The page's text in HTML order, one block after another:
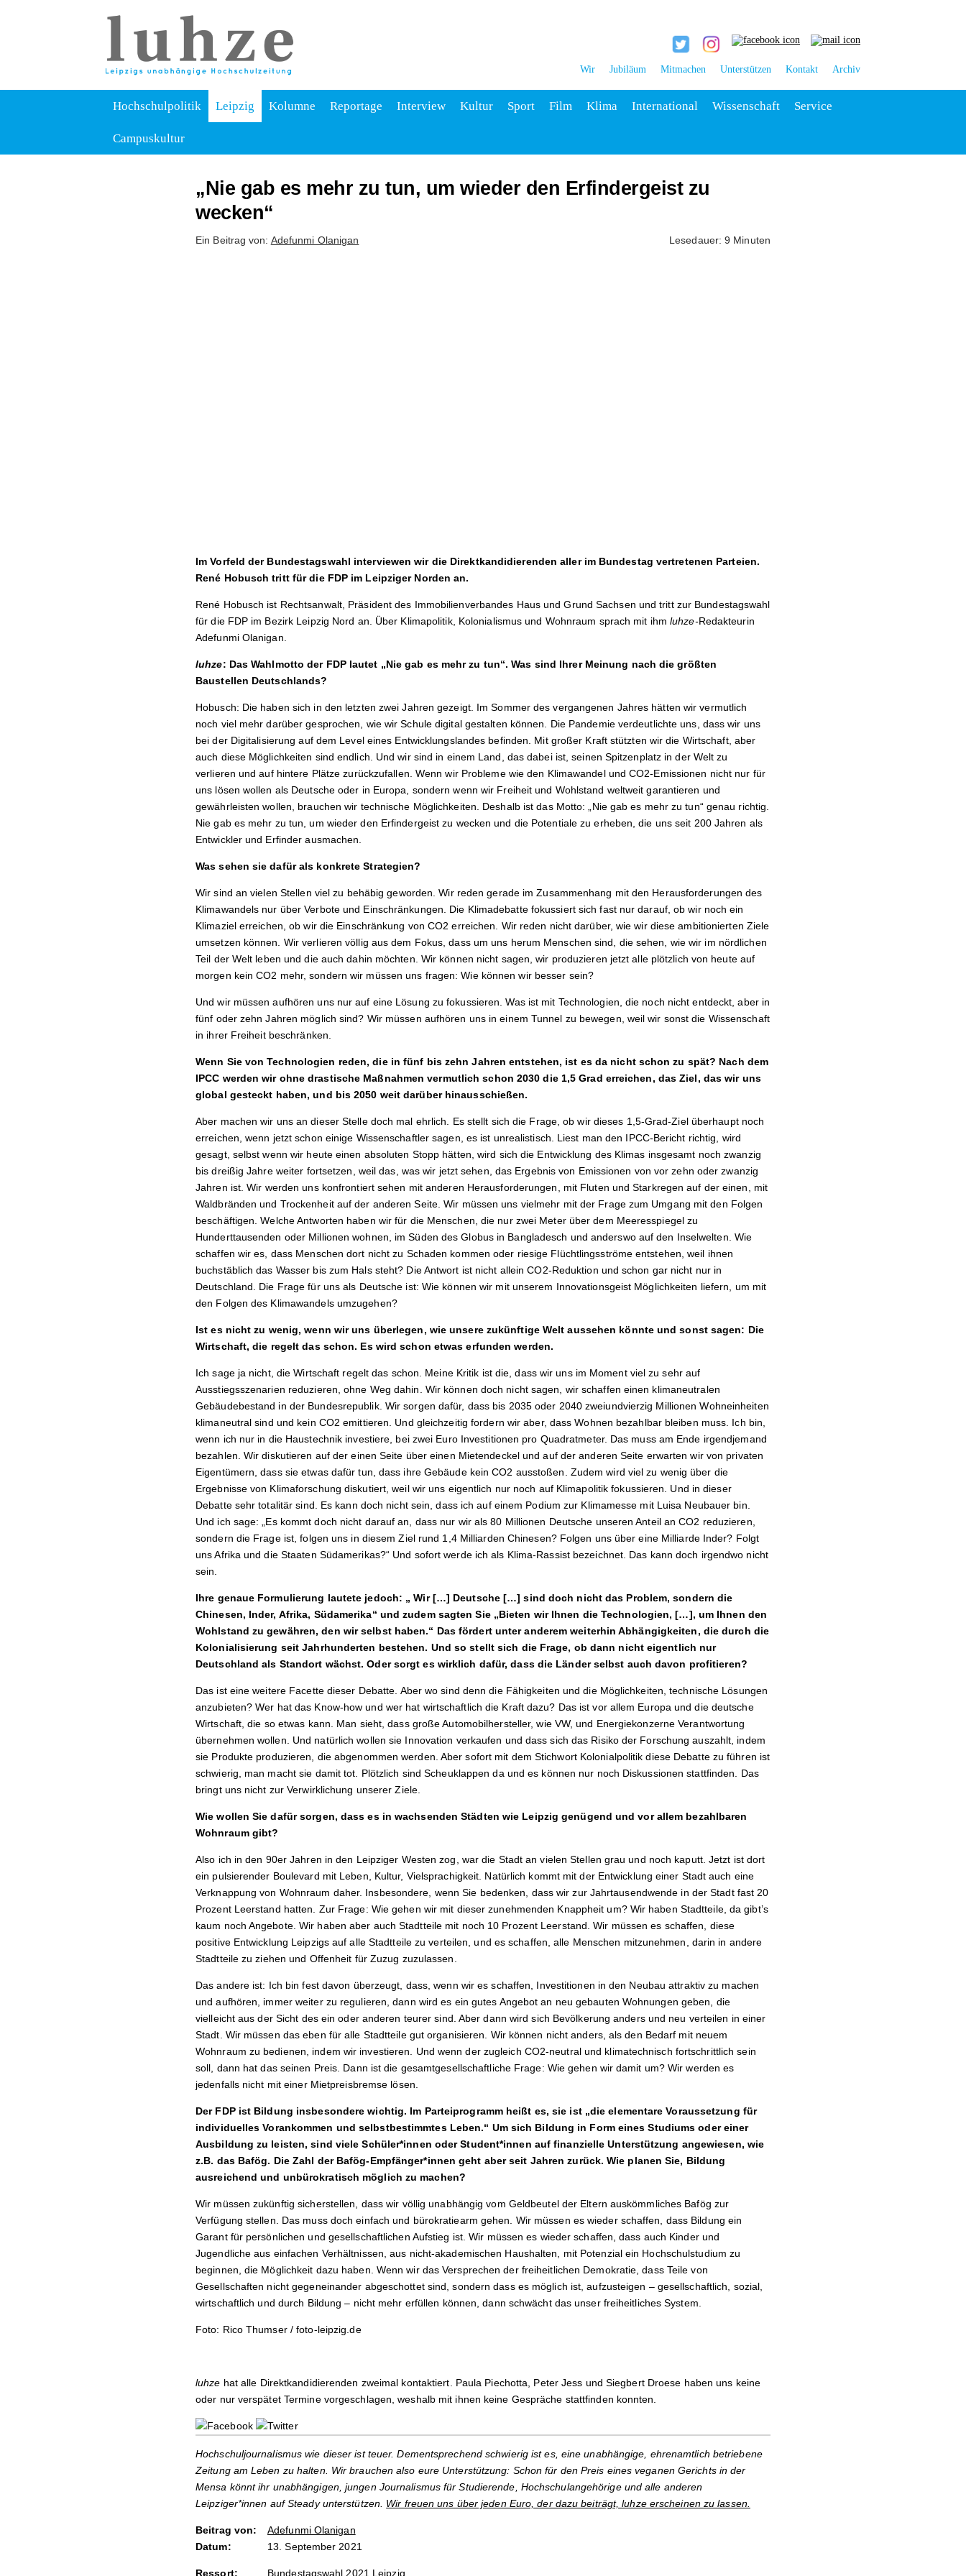
Wir Jubiläum Mitmachen Unterstützen Kontakt Archiv
Hochschulpolitik Leipzig Kolumne Reportage Interview Kultur Sport Film Klima International Wissenschaft Service
Campuskultur
„Nie gab es mehr zu tun, um wieder den Erfindergeist zu
wecken“
Ein Beitrag von: Adefunmi Olanigan Lesedauer: 9 Minuten
Im Vorfeld der Bundestagswahl interviewen wir die Direktkandidierenden aller im Bundestag vertretenen Parteien.
René Hobusch tritt für die FDP im Leipziger Norden an.
René Hobusch ist Rechtsanwalt, Präsident des Immobilienverbandes Haus und Grund Sachsen und tritt zur Bundestagswahl
für die FDP im Bezirk Leipzig Nord an. Über Klimapolitik, Kolonialismus und Wohnraum sprach mit ihm luhze-Redakteurin
Adefunmi Olanigan.
luhze: Das Wahlmotto der FDP lautet „Nie gab es mehr zu tun“. Was sind Ihrer Meinung nach die größten
Baustellen Deutschlands?
Hobusch: Die haben sich in den letzten zwei Jahren gezeigt. Im Sommer des vergangenen Jahres hätten wir vermutlich
noch viel mehr darüber gesprochen, wie wir Schule digital gestalten können. Die Pandemie verdeutlichte uns, dass wir uns
bei der Digitalisierung auf dem Level eines Entwicklungslandes befinden. Mit großer Kraft stützten wir die Wirtschaft, aber
auch diese Möglichkeiten sind endlich. Und wir sind in einem Land, das dabei ist, seinen Spitzenplatz in der Welt zu
verlieren und auf hintere Plätze zurückzufallen. Wenn wir Probleme wie den Klimawandel und CO2-Emissionen nicht nur für
uns lösen wollen als Deutsche oder in Europa, sondern wenn wir Freiheit und Wohlstand weltweit garantieren und
gewährleisten wollen, brauchen wir technische Möglichkeiten. Deshalb ist das Motto: „Nie gab es mehr zu tun“ genau richtig.
Nie gab es mehr zu tun, um wieder den Erfindergeist zu wecken und die Potentiale zu erheben, die uns seit 200 Jahren als
Entwickler und Erfinder ausmachen.
Was sehen sie dafür als konkrete Strategien?
Wir sind an vielen Stellen viel zu behäbig geworden. Wir reden gerade im Zusammenhang mit den Herausforderungen des
Klimawandels nur über Verbote und Einschränkungen. Die Klimadebatte fokussiert sich fast nur darauf, ob wir noch ein
Klimaziel erreichen, ob wir die Einschränkung von CO2 erreichen. Wir reden nicht darüber, wie wir diese ambitionierten Ziele
umsetzen können. Wir verlieren völlig aus dem Fokus, dass um uns herum Menschen sind, die sehen, wie wir im nördlichen
Teil der Welt leben und die auch dahin möchten. Wir können nicht sagen, wir produzieren jetzt alle plötzlich von heute auf
morgen kein CO2 mehr, sondern wir müssen uns fragen: Wie können wir besser sein?
Und wir müssen aufhören uns nur auf eine Lösung zu fokussieren. Was ist mit Technologien, die noch nicht entdeckt, aber in
fünf oder zehn Jahren möglich sind? Wir müssen aufhören uns in einem Tunnel zu bewegen, weil wir sonst die Wissenschaft
in ihrer Freiheit beschränken.
Wenn Sie von Technologien reden, die in fünf bis zehn Jahren entstehen, ist es da nicht schon zu spät? Nach dem
IPCC werden wir ohne drastische Maßnahmen vermutlich schon 2030 die 1,5 Grad erreichen, das Ziel, das wir uns
global gesteckt haben, und bis 2050 weit darüber hinausschießen.
Aber machen wir uns an dieser Stelle doch mal ehrlich. Es stellt sich die Frage, ob wir dieses 1,5-Grad-Ziel überhaupt noch
erreichen, wenn jetzt schon einige Wissenschaftler sagen, es ist unrealistisch. Liest man den IPCC-Bericht richtig, wird
gesagt, selbst wenn wir heute einen absoluten Stopp hätten, wird sich die Entwicklung des Klimas insgesamt noch zwanzig
bis dreißig Jahre weiter fortsetzen, weil das, was wir jetzt sehen, das Ergebnis von Emissionen von vor zehn oder zwanzig
Jahren ist. Wir werden uns konfrontiert sehen mit anderen Herausforderungen, mit Fluten und Starkregen auf der einen, mit
Waldbränden und Trockenheit auf der anderen Seite. Wir müssen uns vielmehr mit der Frage zum Umgang mit den Folgen
beschäftigen. Welche Antworten haben wir für die Menschen, die nur zwei Meter über dem Meeresspiegel zu
Hunderttausenden oder Millionen wohnen, im Süden des Globus in Bangladesch und anderswo auf den Inselwelten. Wie
schaffen wir es, dass Menschen dort nicht zu Schaden kommen oder riesige Flüchtlingsströme entstehen, weil ihnen
buchstäblich das Wasser bis zum Hals steht? Die Antwort ist nicht allein CO2-Reduktion und schon gar nicht nur in
Deutschland. Die Frage für uns als Deutsche ist: Wie können wir mit unserem Innovationsgeist Möglichkeiten liefern, um mit
den Folgen des Klimawandels umzugehen?
Ist es nicht zu wenig, wenn wir uns überlegen, wie unsere zukünftige Welt aussehen könnte und sonst sagen: Die
Wirtschaft, die regelt das schon. Es wird schon etwas erfunden werden.
Ich sage ja nicht, die Wirtschaft regelt das schon. Meine Kritik ist die, dass wir uns im Moment viel zu sehr auf
Ausstiegsszenarien reduzieren, ohne Weg dahin. Wir können doch nicht sagen, wir schaffen einen klimaneutralen
Gebäudebestand in der Bundesrepublik. Wir sorgen dafür, dass bis 2035 oder 2040 zweiundvierzig Millionen Wohneinheiten
klimaneutral sind und kein CO2 emittieren. Und gleichzeitig fordern wir aber, dass Wohnen bezahlbar bleiben muss. Ich bin,
wenn ich nur in die Haustechnik investiere, bei zwei Euro Investitionen pro Quadratmeter. Das muss am Ende irgendjemand
bezahlen. Wir diskutieren auf der einen Seite über einen Mietendeckel und auf der anderen Seite erwarten wir von privaten
Eigentümern, dass sie etwas dafür tun, dass ihre Gebäude kein CO2 ausstoßen. Zudem wird viel zu wenig über die
Ergebnisse von Klimaforschung diskutiert, weil wir uns eigentlich nur noch auf Klimapolitik fokussieren. Und in dieser
Debatte sehr totalitär sind. Es kann doch nicht sein, dass ich auf einem Podium zur Klimamesse mit Luisa Neubauer bin.
Und ich sage: „Es kommt doch nicht darauf an, dass nur wir als 80 Millionen Deutsche unseren Anteil an CO2 reduzieren,
sondern die Frage ist, folgen uns in diesem Ziel rund 1,4 Milliarden Chinesen? Folgen uns über eine Milliarde Inder? Folgt
uns Afrika und die Staaten Südamerikas?“ Und sofort werde ich als Klima-Rassist bezeichnet. Das kann doch irgendwo nicht
sein.
Ihre genaue Formulierung lautete jedoch: „ Wir […] Deutsche […] sind doch nicht das Problem, sondern die
Chinesen, Inder, Afrika, Südamerika“ und zudem sagten Sie „Bieten wir Ihnen die Technologien, […], um Ihnen den
Wohlstand zu gewähren, den wir selbst haben.“ Das fördert unter anderem weiterhin Abhängigkeiten, die durch die
Kolonialisierung seit Jahrhunderten bestehen. Und so stellt sich die Frage, ob dann nicht eigentlich nur
Deutschland als Standort wächst. Oder sorgt es wirklich dafür, dass die Länder selbst auch davon profitieren?
Das ist eine weitere Facette dieser Debatte. Aber wo sind denn die Fähigkeiten und die Möglichkeiten, technische Lösungen
anzubieten? Wer hat das Know-how und wer hat wirtschaftlich die Kraft dazu? Das ist vor allem Europa und die deutsche
Wirtschaft, die so etwas kann. Man sieht, dass große Automobilhersteller, wie VW, und Energiekonzerne Verantwortung
übernehmen wollen. Und natürlich wollen sie Innovation verkaufen und dass sich das Risiko der Forschung auszahlt, indem
sie Produkte produzieren, die abgenommen werden. Aber sofort mit dem Stichwort Kolonialpolitik diese Debatte zu führen ist
schwierig, man macht sie damit tot. Plötzlich sind Scheuklappen da und es können nur noch Diskussionen stattfinden. Das
bringt uns nicht zur Verwirklichung unserer Ziele.
Wie wollen Sie dafür sorgen, dass es in wachsenden Städten wie Leipzig genügend und vor allem bezahlbaren
Wohnraum gibt?
Also ich in den 90er Jahren in den Leipziger Westen zog, war die Stadt an vielen Stellen grau und noch kaputt. Jetzt ist dort
ein pulsierender Boulevard mit Leben, Kultur, Vielsprachigkeit. Natürlich kommt mit der Entwicklung einer Stadt auch eine
Verknappung von Wohnraum daher. Insbesondere, wenn Sie bedenken, dass wir zur Jahrtausendwende in der Stadt fast 20
Prozent Leerstand hatten. Zur Frage: Wie gehen wir mit dieser zunehmenden Knappheit um? Wir haben Stadtteile, da gibt’s
kaum noch Angebote. Wir haben aber auch Stadtteile mit noch 10 Prozent Leerstand. Wir müssen es schaffen, diese
positive Entwicklung Leipzigs auf alle Stadtteile zu verteilen, und es schaffen, alle Menschen mitzunehmen, darin in andere
Stadtteile zu ziehen und Offenheit für Zuzug zuzulassen.
Das andere ist: Ich bin fest davon überzeugt, dass, wenn wir es schaffen, Investitionen in den Neubau attraktiv zu machen
und aufhören, immer weiter zu regulieren, dann wird es ein gutes Angebot an neu gebauten Wohnungen geben, die
vielleicht aus der Sicht des ein oder anderen teurer sind. Aber dann wird sich Bevölkerung anders und neu verteilen in einer
Stadt. Wir müssen das eben für alle Stadtteile gut organisieren. Wir können nicht anders, als den Bedarf mit neuem
Wohnraum zu bedienen, indem wir investieren. Und wenn der zugleich CO2-neutral und klimatechnisch fortschrittlich sein
soll, dann hat das seinen Preis. Dann ist die gesamtgesellschaftliche Frage: Wie gehen wir damit um? Wir werden es
jedenfalls nicht mit einer Mietpreisbremse lösen.
Der FDP ist Bildung insbesondere wichtig. Im Parteiprogramm heißt es, sie ist „die elementare Voraussetzung für
individuelles Vorankommen und selbstbestimmtes Leben.“ Um sich Bildung in Form eines Studiums oder einer
Ausbildung zu leisten, sind viele Schüler*innen oder Student*innen auf finanzielle Unterstützung angewiesen, wie
z.B. das Bafög. Die Zahl der Bafög-Empfänger*innen geht aber seit Jahren zurück. Wie planen Sie, Bildung
ausreichend und unbürokratisch möglich zu machen?
Wir müssen zukünftig sicherstellen, dass wir völlig unabhängig vom Geldbeutel der Eltern auskömmliches Bafög zur
Verfügung stellen. Das muss doch einfach und bürokratiearm gehen. Wir müssen es wieder schaffen, dass Bildung ein
Garant für persönlichen und gesellschaftlichen Aufstieg ist. Wir müssen es wieder schaffen, dass auch Kinder und
Jugendliche aus einfachen Verhältnissen, aus nicht-akademischen Haushalten, mit Potenzial ein Hochschulstudium zu
beginnen, die Möglichkeit dazu haben. Wenn wir das Versprechen der freiheitlichen Demokratie, dass Teile von
Gesellschaften nicht gegeneinander abgeschottet sind, sondern dass es möglich ist, aufzusteigen – gesellschaftlich, sozial,
wirtschaftlich und durch Bildung – nicht mehr erfüllen können, dann schwächt das unser freiheitliches System.
Foto: Rico Thumser / foto-leipzig.de
luhze hat alle Direktkandidierenden zweimal kontaktiert. Paula Piechotta, Peter Jess und Siegbert Droese haben uns keine
oder nur verspätet Termine vorgeschlagen, weshalb mit ihnen keine Gespräche stattfinden konnten.
Hochschuljournalismus wie dieser ist teuer. Dementsprechend schwierig ist es, eine unabhängige, ehrenamtlich betriebene
Zeitung am Leben zu halten. Wir brauchen also eure Unterstützung: Schon für den Preis eines veganen Gerichts in der
Mensa könnt ihr unabhängigen, jungen Journalismus für Studierende, Hochschulangehörige und alle anderen
Leipziger*innen auf Steady unterstützen. Wir freuen uns über jeden Euro, der dazu beiträgt, luhze erscheinen zu lassen.
Beitrag von:
Adefunmi Olanigan
Datum:
13. September 2021
Ressort: Bundestagswahl 2021 Leipzig